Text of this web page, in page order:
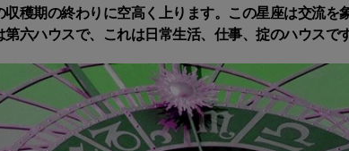
穫期の終わりに空高く上ります。この星座は交流を
六ハウスで、これは日常生活、仕事、掟のハウスです